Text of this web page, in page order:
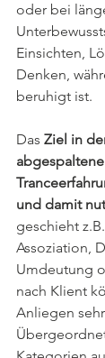
oder bei
Einsichten,
Denken,
beruhigt ist.
Das Ziel in
und damit
geschieht
Assoziation,
Umdeutung
nach Klient
Anliegen